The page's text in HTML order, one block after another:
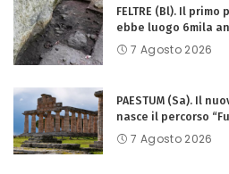
FELTRE (Bl). Il
ebbe luogo 6mila
7 Agosto 2026
PAESTUM (Sa). Il
nasce il percorso
7 Agosto 2026